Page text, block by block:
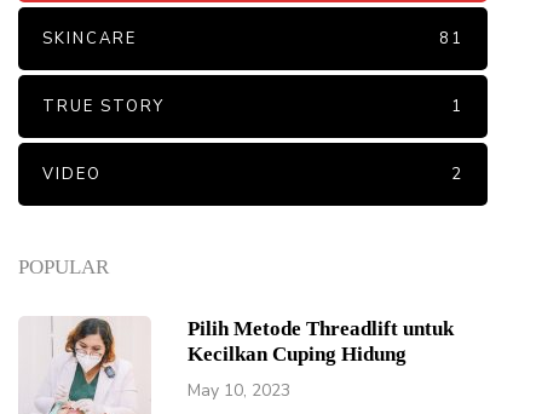
POPULAR
Pilih Metode Threadlift untuk
Kecilkan Cuping Hidung
May 10, 2023
SKINCARE 81
TRUE STORY 1
VIDEO 2